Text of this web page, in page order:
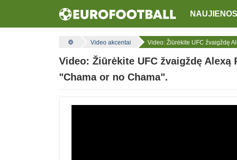
NAUJIENOS
Video akcentai Video: Žiūrėkite UFC žvaigždę
Video: Žiūrėkite UFC žvaigždę
"Chama or no Chama".